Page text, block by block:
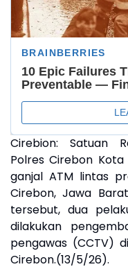
Cirebion: Satuan
Polres Cirebon
ganjal ATM lintas
Cirebon, Jawa
tersebut, dua
dilakukan
pengawas (CCTV)
Cirebon.(13/5/26).